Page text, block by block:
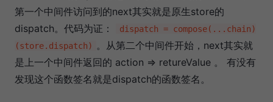
第一个中间件访问到的next其实就是原生store的
dispatch。代码为证：
dispatch = compose(...chain)
(store.dispatch)
。从第二个中间件开始，next其实就
是上一个中间件返回的 action => retureValue 。 有没有
发现这个函数签名就是dispatch的函数签名。